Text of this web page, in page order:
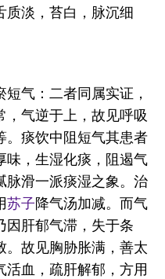
质淡，苔白，脉沉细
气：二者同属实证，
气逆于上，故见呼吸
。痰饮中阻短气其患者
味，生湿化痰，阻遏气
脉滑一派痰湿之象。治
苏子降气汤加减。而气
因肝郁气滞，失于条
故见胸胁胀满，善太
血，疏肝解郁，方用